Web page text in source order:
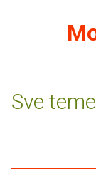
Sve teme